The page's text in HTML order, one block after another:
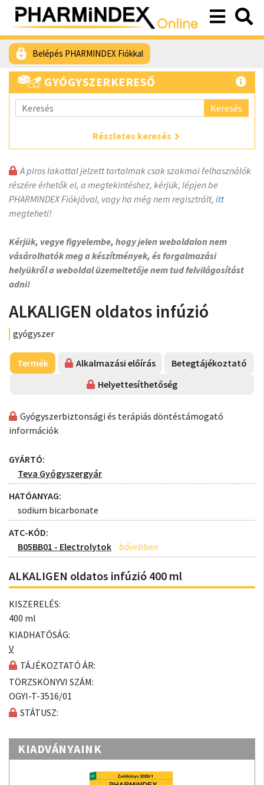
Belépés PHARMINDEX Fiókkal
GYÓGYSZERKERESŐ
Keresés
Részletes keresés
A piros lakattal jelzett tartalmak csak szakmai felhasználók
részére érhetők el, a megtekintéshez, kérjük, lépjen be
PHARMINDEX Fiókjával, vagy ha még nem regisztrált, itt
megteheti!
Kérjük, vegye figyelembe, hogy jelen weboldalon nem
vásárolhatók meg a készítmények, és forgalmazási
helyükről a weboldal üzemeltetője nem tud felvilágosítást
adni!
ALKALIGEN oldatos infúzió
gyógyszer
Termék Alkalmazási előírás
Betegtájékoztató
Helyettesíthetőség
Gyógyszerbiztonsági és terápiás döntéstámogató
információk
GYÁRTÓ:
Teva Gyógyszergyár
HATÓANYAG:
sodium bicarbonate
ATC-KÓD:
B05BB01 - Electrolytok
ALKALIGEN oldatos infúzió 400 ml
KISZERELÉS:
400 ml
KIADHATÓSÁG:
V
TÁJÉKOZTATÓ ÁR:
TÖRZSKÖNYVI SZÁM:
OGYI-T-3516/01
STÁTUSZ:
KIADVÁNYAINK